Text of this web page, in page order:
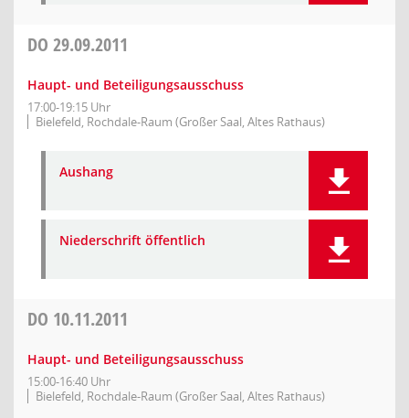
DO 29.09.2011
Haupt- und Beteiligungsausschuss
17:00-19:15 Uhr
Bielefeld, Rochdale-Raum (Großer Saal, Altes Rathaus)
Aushang
Niederschrift öffentlich
DO 10.11.2011
Haupt- und Beteiligungsausschuss
15:00-16:40 Uhr
Bielefeld, Rochdale-Raum (Großer Saal, Altes Rathaus)